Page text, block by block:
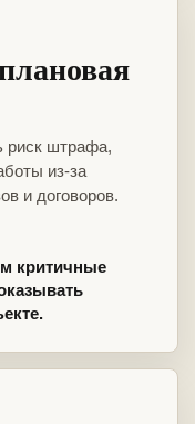
риск штрафа,
из-за
и договоров.
критичные